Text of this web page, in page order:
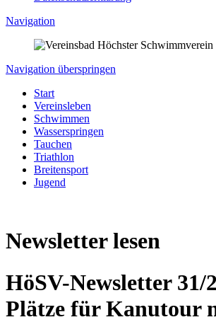
Navigation
Navigation überspringen
Start
Vereinsleben
Schwimmen
Wasserspringen
Tauchen
Triathlon
Breitensport
Jugend
Newsletter lesen
HöSV-Newsletter 31/
Plätze für Kanutour